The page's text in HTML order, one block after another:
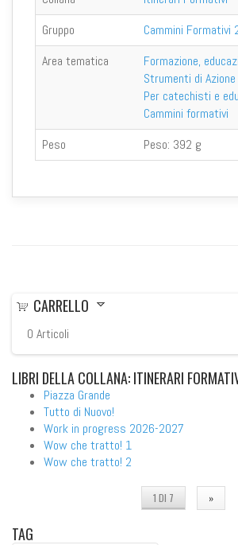
Gruppo
Cammini Formativi
Area tematica
Formazione,
Strumenti di
Per catechisti e
Cammini formativi
Peso
Peso: 392 g
CARRELLO
0 Articoli
LIBRI DELLA COLLANA: ITINERARI
Piazza Grande
Tutto di Nuovo!
Work in progress 2026-2027
Wow che tratto! 1
Wow che tratto! 2
1 DI 7 »
TAG